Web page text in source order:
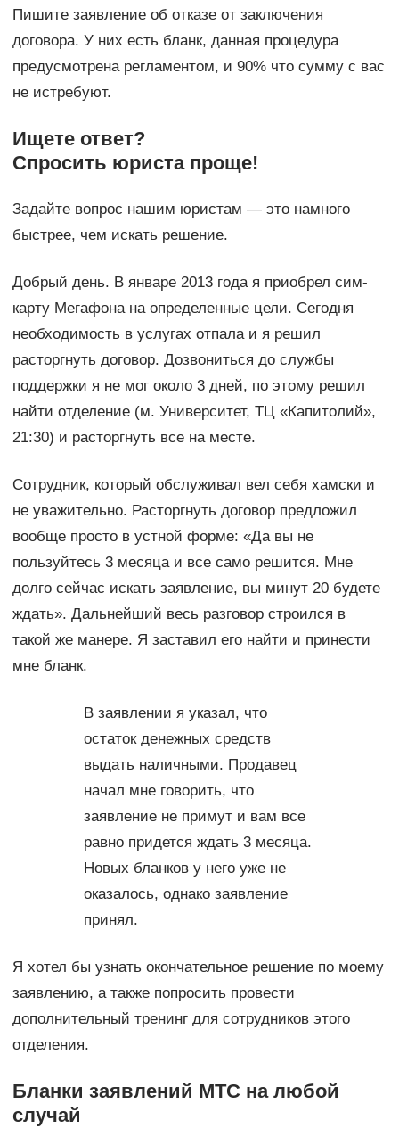
Пишите заявление об отказе от заключения
договора. У них есть бланк, данная процедура
предусмотрена регламентом, и 90% что сумму с вас
не истребуют.
Ищете ответ?
Спросить юриста проще!
Задайте вопрос нашим юристам — это намного
быстрее, чем искать решение.
Добрый день. В январе 2013 года я приобрел сим-
карту Мегафона на определенные цели. Сегодня
необходимость в услугах отпала и я решил
расторгнуть договор. Дозвониться до службы
поддержки я не мог около 3 дней, по этому решил
найти отделение (м. Университет, ТЦ «Капитолий»,
21:30) и расторгнуть все на месте.
Сотрудник, который обслуживал вел себя хамски и
не уважительно. Расторгнуть договор предложил
вообще просто в устной форме: «Да вы не
пользуйтесь 3 месяца и все само решится. Мне
долго сейчас искать заявление, вы минут 20 будете
ждать». Дальнейший весь разговор строился в
такой же манере. Я заставил его найти и принести
мне бланк.
В заявлении я указал, что
остаток денежных средств
выдать наличными. Продавец
начал мне говорить, что
заявление не примут и вам все
равно придется ждать 3 месяца.
Новых бланков у него уже не
оказалось, однако заявление
принял.
Я хотел бы узнать окончательное решение по моему
заявлению, а также попросить провести
дополнительный тренинг для сотрудников этого
отделения.
Бланки заявлений МТС на любой
случай